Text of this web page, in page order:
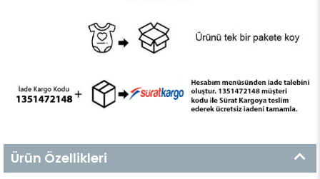
Ürün Özellikleri